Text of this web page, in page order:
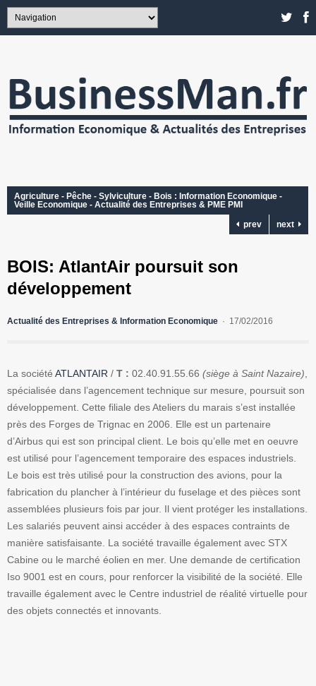
Agriculture - Pêche - Sylviculture - Bois : Information Economique -
Veille Economique - Actualité des Entreprises & PME PMI
prev
next
BOIS: AtlantAir poursuit son
développement
Actualité des Entreprises & Information Economique 17/02/2016
La société ATLANTAIR / T : 02.40.91.55.66 (siège à Saint Nazaire),
spécialisée dans l’agencement technique sur mesure, poursuit son
développement. Cette filiale des Ateliers du marais s’est installée
près des Forges de Trignac en 2006. Elle est un partenaire
d’Airbus qui est son principal client. Le bois qu’elle met en oeuvre
est utilisé pour l’agencement temporaire des espaces industriels.
Le bois est très utilisé pour la construction des avions, pour la
fabrication du plancher à l’intérieur du fuselage et des pièces sont
assemblées plusieurs fois par jour. Il vient protéger les installations.
Les salariés peuvent ainsi accéder à des espaces contraints de
manière satisfaisante. La société travaille également avec STX
Cabine ou le marché éolien en mer. Une demande de certification
Iso 9001 est en cours, pour renforcer la visibilité de la société. Elle
travaille également avec le Centre industriel de réalité virtuelle pour
des objets connectés et innovants.